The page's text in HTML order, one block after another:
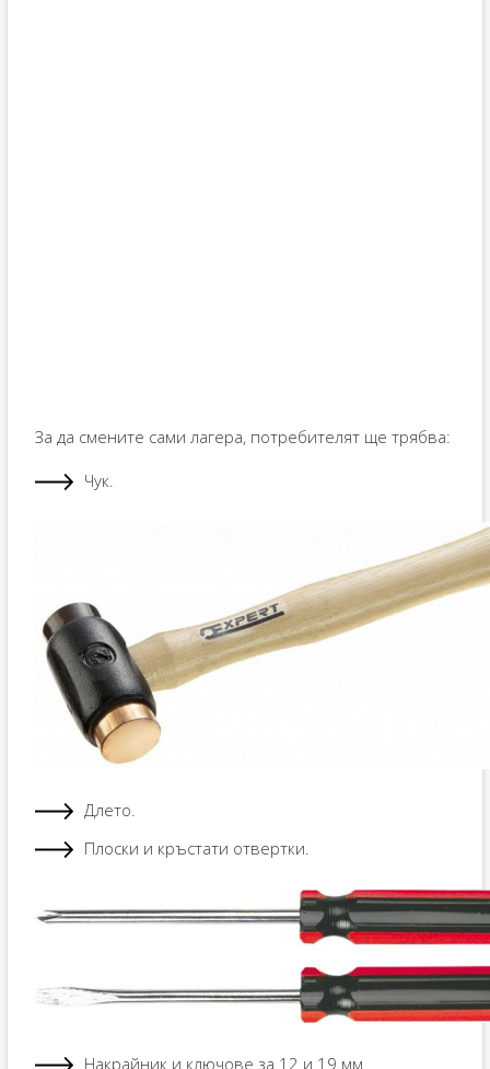
За да смените сами лагера, потребителят ще трябва:
Чук.
Длето.
Плоски и кръстати отвертки.
Накрайник и ключове за 12 и 19 мм.